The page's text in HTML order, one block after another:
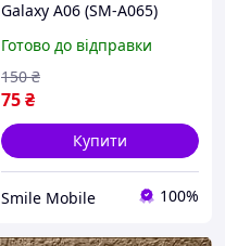
Galaxy A06 (SM-A065)
глянсовий акрил, з
принтом «дівчина та
небо», протиударний
бамп
Готово до відправки
75₴
150 ₴
Купити
Smile Mobile 100%